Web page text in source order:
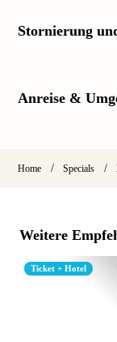
Stornierung
Anreise &
Home / Specials /
Weitere
Ticket + Hotel